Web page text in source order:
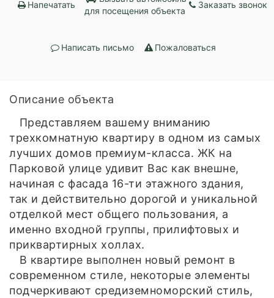
Напечатать
для посещения объекта
Заказать звонок
Написать письмо Пожаловаться
Описание объекта
Представляем вашему вниманию
трехкомнатную квартиру в одном из самых
лучших домов премиум-класса. ЖК на
Парковой улице удивит Вас как внешне,
начиная с фасада 16-ти этажного здания,
так и действительно дорогой и уникальной
отделкой мест общего пользования, а
именно входной группы, прилифтовых и
приквартирных холлах.
В квартире выполнен новый ремонт в
современном стиле, некоторые элементы
подчеркивают средиземноморский стиль,